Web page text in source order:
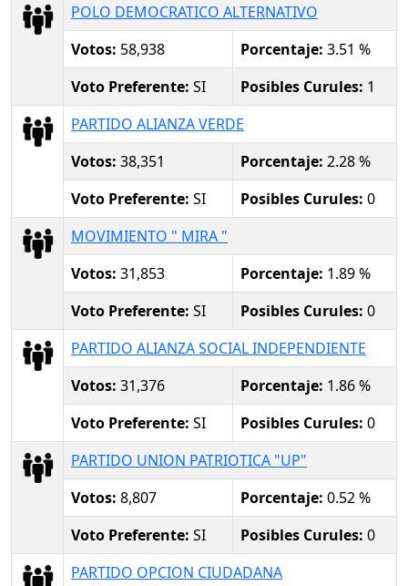
POLO DEMOCRATICO ALTERNATIVO
Votos: 58,938 Porcentaje: 3.51 %
Voto Preferente: SI Posibles Curules: 1
PARTIDO ALIANZA VERDE
Votos: 38,351 Porcentaje: 2.28 %
Voto Preferente: SI Posibles Curules: 0
MOVIMIENTO " MIRA "
Votos: 31,853 Porcentaje: 1.89 %
Voto Preferente: SI Posibles Curules: 0
PARTIDO ALIANZA SOCIAL INDEPENDIENTE
Votos: 31,376 Porcentaje: 1.86 %
Voto Preferente: SI Posibles Curules: 0
PARTIDO UNION PATRIOTICA "UP"
Votos: 8,807 Porcentaje: 0.52 %
Voto Preferente: SI Posibles Curules: 0
PARTIDO OPCION CIUDADANA